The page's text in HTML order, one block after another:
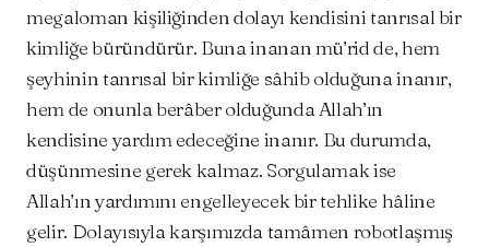
megaloman kişiliğinden dolayı kendisini tanrısal bir
kimliğe büründürür. Buna inanan mü’rid de, hem
şeyhinin tanrısal bir kimliğe sâhib olduğuna inanır,
hem de onunla berâber olduğunda Allah’ın
kendisine yardım edeceğine inanır. Bu durumda,
düşünmesine gerek kalmaz. Sorgulamak ise
Allah’ın yardımını engelleyecek bir tehlike hâline
gelir. Dolayısıyla karşımızda tamâmen robotlaşmış